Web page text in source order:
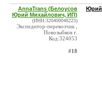
AnnaTrans (Белоусов
Юрий Михайлович, ИП)
(ИНН:320400048223)
Экспедитор-перевозчик ,
Новозыбков г.
Код:324053
#18
Юрий